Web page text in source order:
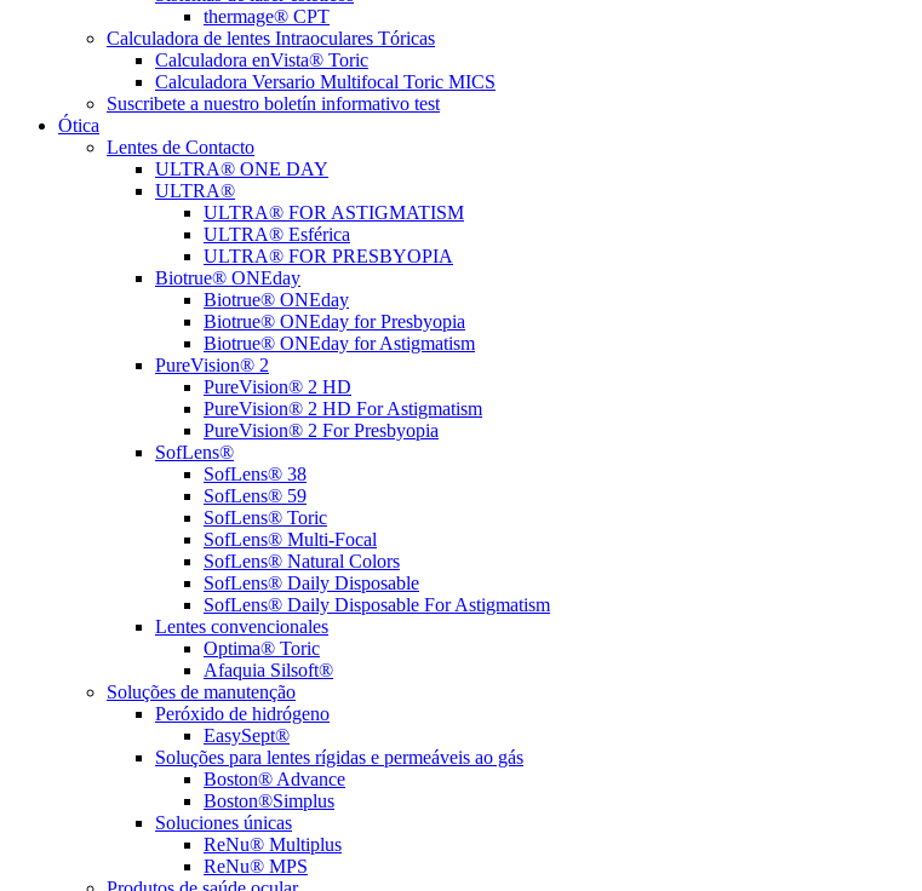
thermage® CPT
Calculadora de lentes Intraoculares Tóricas
Calculadora enVista® Toric
Calculadora Versario Multifocal Toric MICS
Suscribete a nuestro boletín informativo test
Ótica
Lentes de Contacto
ULTRA® ONE DAY
ULTRA®
ULTRA® FOR ASTIGMATISM
ULTRA® Esférica
ULTRA® FOR PRESBYOPIA
Biotrue® ONEday
Biotrue® ONEday
Biotrue® ONEday for Presbyopia
Biotrue® ONEday for Astigmatism
PureVision® 2
PureVision® 2 HD
PureVision® 2 HD For Astigmatism
PureVision® 2 For Presbyopia
SofLens®
SofLens® 38
SofLens® 59
SofLens® Toric
SofLens® Multi-Focal
SofLens® Natural Colors
SofLens® Daily Disposable
SofLens® Daily Disposable For Astigmatism
Lentes convencionales
Optima® Toric
Afaquia Silsoft®
Soluções de manutenção
Peróxido de hidrógeno
EasySept®
Soluções para lentes rígidas e permeáveis ao gás
Boston® Advance
Boston®Simplus
Soluciones únicas
ReNu® Multiplus
ReNu® MPS